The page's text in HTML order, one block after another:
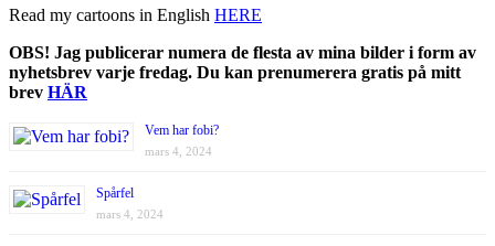
Read my cartoons in English HERE
OBS! Jag publicerar numera de flesta av mina bilder i form av
nyhetsbrev varje fredag. Du kan prenumerera gratis på mitt
brev HÄR
Vem har fobi?
mars 4, 2024
Spårfel
mars 4, 2024